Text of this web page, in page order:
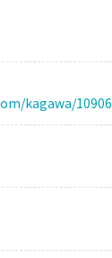
kagawa/10906